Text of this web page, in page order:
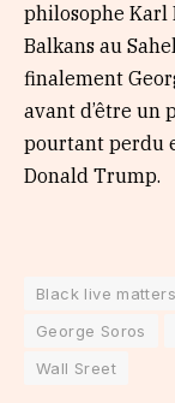
philosophe Karl
Balkans au
finalement
avant d’être un
pourtant perdu
Donald Trump.
Black live matters
George Soros
Wall Sreet